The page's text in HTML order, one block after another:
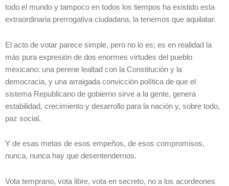
todo el mundo y tampoco en todos los tiempos ha existido esta
extraordinaria prerrogativa ciudadana, la tenemos que aquilatar.
El acto de votar parece simple, pero no lo es; es en realidad la
más pura expresión de dos enormes virtudes del pueblo
mexicano: una perene lealtad con la Constitución y la
democracia, y una arraigada convicción política de que el
sistema Republicano de gobierno sirve a la gente, genera
estabilidad, crecimiento y desarrollo para la nación y, sobre todo,
paz social.
Y de esas metas de esos empeños, de esos compromisos,
nunca, nunca hay que desentendernos.
Vota temprano, vota libre, vota en secreto, no a los acordeones